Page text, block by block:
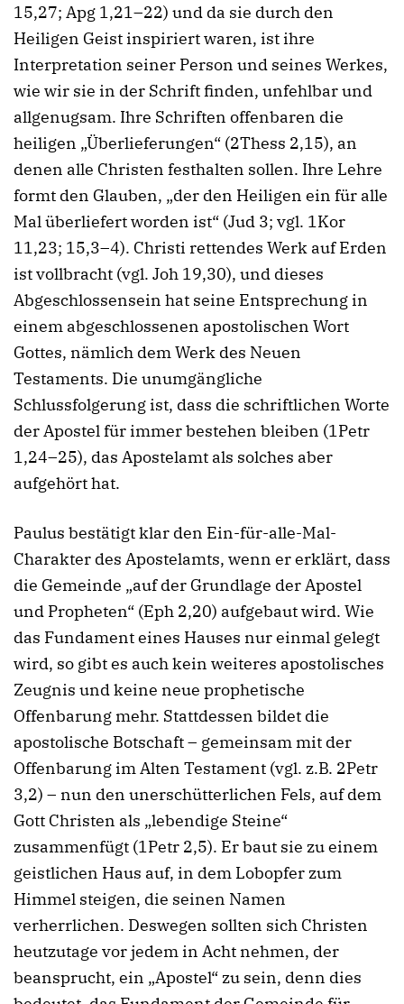
15,27; Apg 1,21–22) und da sie durch den
Heiligen Geist inspiriert waren, ist ihre
Interpretation seiner Person und seines Werkes,
wie wir sie in der Schrift finden, unfehlbar und
allgenugsam. Ihre Schriften offenbaren die
heiligen „Überlieferungen“ (2Thess 2,15), an
denen alle Christen festhalten sollen. Ihre Lehre
formt den Glauben, „der den Heiligen ein für alle
Mal überliefert worden ist“ (Jud 3; vgl. 1Kor
11,23; 15,3–4). Christi rettendes Werk auf Erden
ist vollbracht (vgl. Joh 19,30), und dieses
Abgeschlossensein hat seine Entsprechung in
einem abgeschlossenen apostolischen Wort
Gottes, nämlich dem Werk des Neuen
Testaments. Die unumgängliche
Schlussfolgerung ist, dass die schriftlichen Worte
der Apostel für immer bestehen bleiben (1Petr
1,24–25), das Apostelamt als solches aber
aufgehört hat.
Paulus bestätigt klar den Ein-für-alle-Mal-
Charakter des Apostelamts, wenn er erklärt, dass
die Gemeinde „auf der Grundlage der Apostel
und Propheten“ (Eph 2,20) aufgebaut wird. Wie
das Fundament eines Hauses nur einmal gelegt
wird, so gibt es auch kein weiteres apostolisches
Zeugnis und keine neue prophetische
Offenbarung mehr. Stattdessen bildet die
apostolische Botschaft – gemeinsam mit der
Offenbarung im Alten Testament (vgl. z.B. 2Petr
3,2) – nun den unerschütterlichen Fels, auf dem
Gott Christen als „lebendige Steine“
zusammenfügt (1Petr 2,5). Er baut sie zu einem
geistlichen Haus auf, in dem Lobopfer zum
Himmel steigen, die seinen Namen
verherrlichen. Deswegen sollten sich Christen
heutzutage vor jedem in Acht nehmen, der
beansprucht, ein „Apostel“ zu sein, denn dies